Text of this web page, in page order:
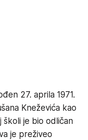
27. aprila 1971.
Kneževića kao
je bio odličan
je preživeo